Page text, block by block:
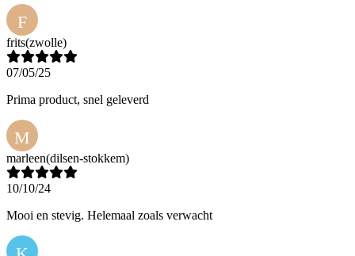
F
frits(zwolle)
07/05/25
Prima product, snel geleverd
M
marleen(dilsen-stokkem)
10/10/24
Mooi en stevig. Helemaal zoals verwacht